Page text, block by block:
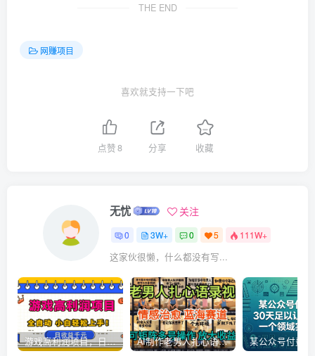
THE END
网赚项目
喜欢就支持一下吧
点赞8 分享 收藏
无忧 关注
0 3W+ 0 5 111W+
这家伙很懒，什么都没有写...
游戏高利润项目，日收益1k+，全自动，无需值守，解放双手，小白轻松上手【揭秘】 AI制作老男人扎心语录，5分钟一条，操作简单，流量非常大，保姆级教程